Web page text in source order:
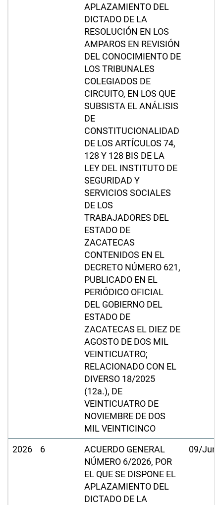
APLAZAMIENTO DEL
DICTADO DE LA
RESOLUCIÓN EN LOS
AMPAROS EN REVISIÓN
DEL CONOCIMIENTO DE
LOS TRIBUNALES
COLEGIADOS DE
CIRCUITO, EN LOS QUE
SUBSISTA EL ANÁLISIS
DE
CONSTITUCIONALIDAD
DE LOS ARTÍCULOS 74,
128 Y 128 BIS DE LA
LEY DEL INSTITUTO DE
SEGURIDAD Y
SERVICIOS SOCIALES
DE LOS
TRABAJADORES DEL
ESTADO DE
ZACATECAS
CONTENIDOS EN EL
DECRETO NÚMERO 621,
PUBLICADO EN EL
PERIÓDICO OFICIAL
DEL GOBIERNO DEL
ESTADO DE
ZACATECAS EL DIEZ DE
AGOSTO DE DOS MIL
VEINTICUATRO;
RELACIONADO CON EL
DIVERSO 18/2025
(12a.), DE
VEINTICUATRO DE
NOVIEMBRE DE DOS
MIL VEINTICINCO
2026 6
ACUERDO GENERAL
NÚMERO 6/2026, POR
EL QUE SE DISPONE EL
APLAZAMIENTO DEL
DICTADO DE LA
09/Jun/